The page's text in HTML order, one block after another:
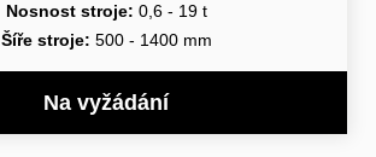
Nosnost stroje: 0,6 - 19 t
Šíře stroje: 500 - 1400 mm
Na vyžádání